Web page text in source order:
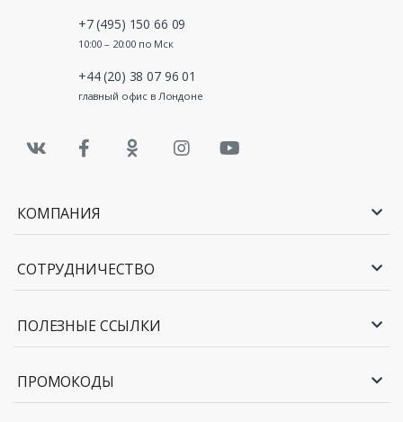
+7 (495) 150 66 09
10:00 – 20:00 по Мск
+44 (20) 38 07 96 01
главный офис в Лондоне
КОМПАНИЯ
СОТРУДНИЧЕСТВО
ПОЛЕЗНЫЕ ССЫЛКИ
ПРОМОКОДЫ